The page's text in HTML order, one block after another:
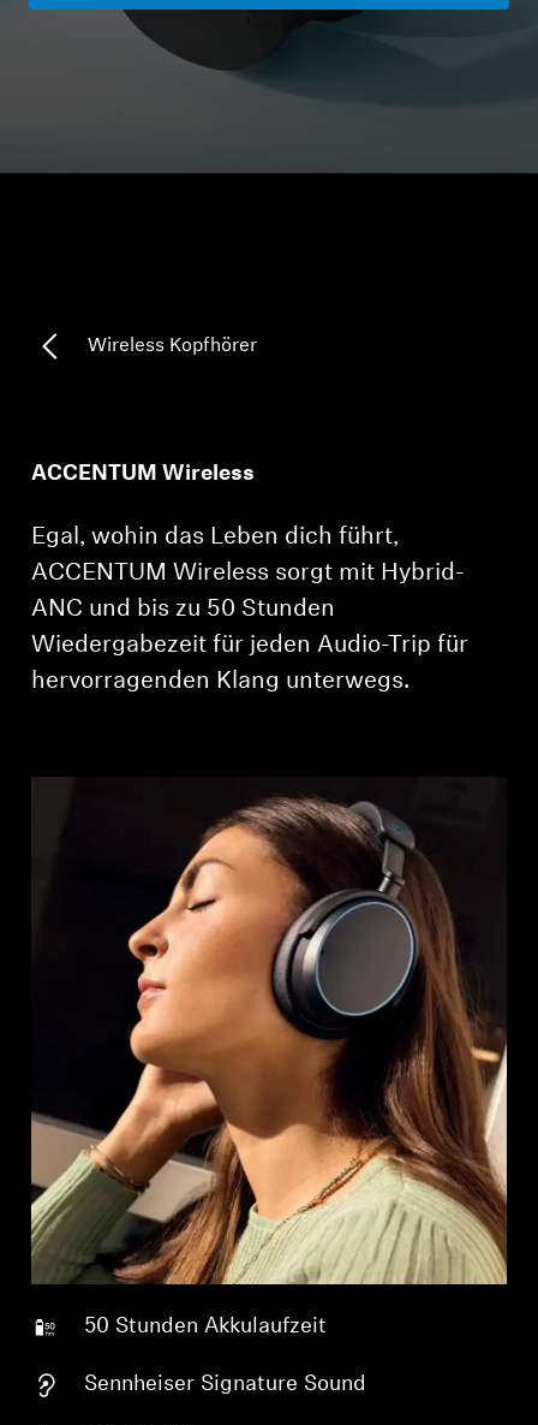
Kopfhörer-Ersatzteile & Zubehör
AMBEO Soundbars und Subs
AMBEO entdecken
AMBEO Ersatzteile & Zubehör
Entdecken
Soundspace
Professionell
Wireless Kopfhörer
ACCENTUM Wireless
Egal, wohin das Leben dich führt,
ACCENTUM Wireless sorgt mit Hybrid-
ANC und bis zu 50 Stunden
Wiedergabezeit für jeden Audio-Trip für
hervorragenden Klang unterwegs.
50 Stunden Akkulaufzeit
Sennheiser Signature Sound